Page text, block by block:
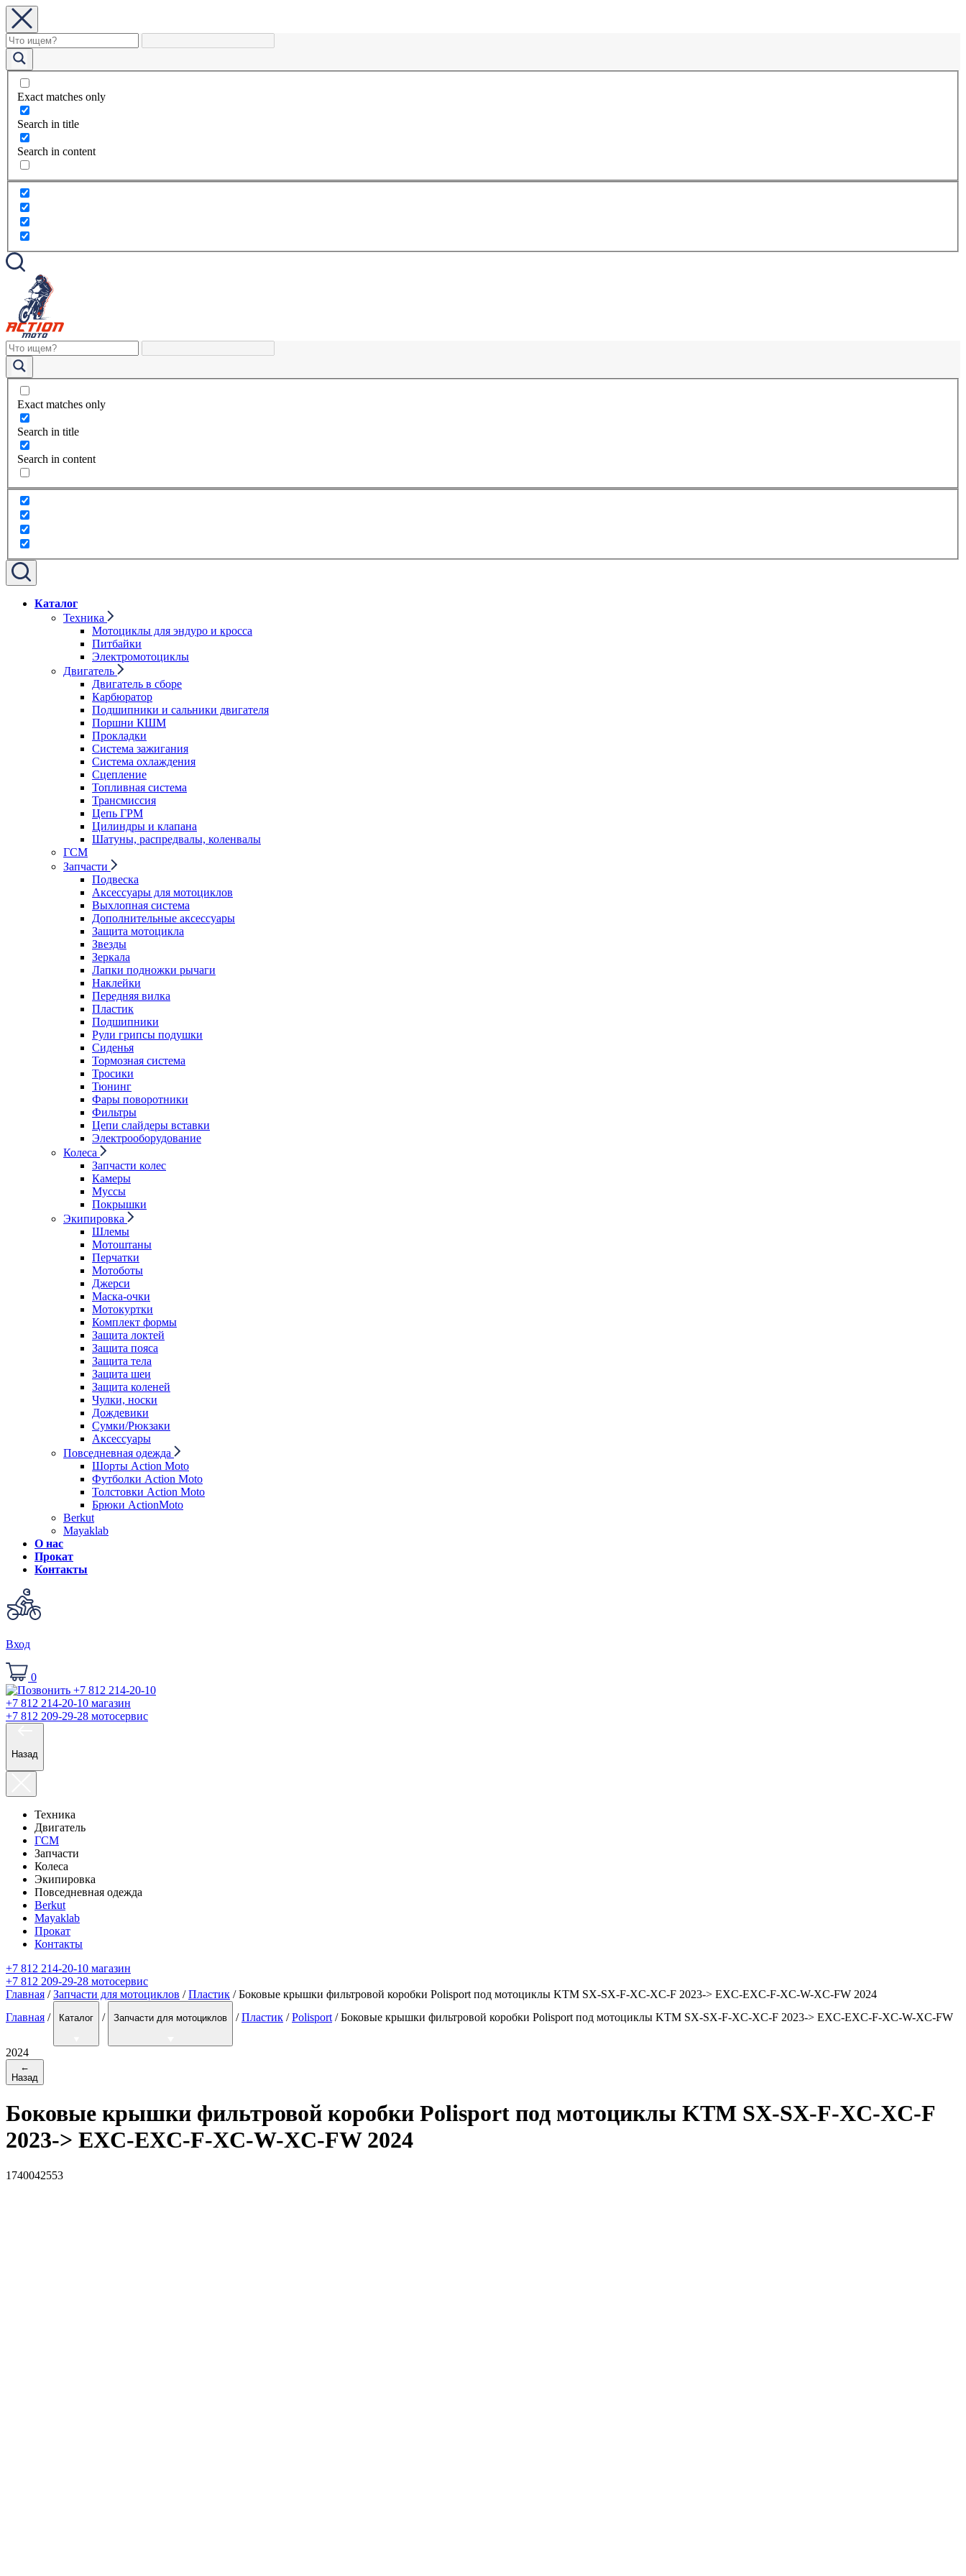
Exact matches only
Search in title
Search in content
Exact matches only
Search in title
Search in content
Каталог
Техника
Мотоциклы для эндуро и кросса
Питбайки
Электромотоциклы
Двигатель
Двигатель в сборе
Карбюратор
Подшипники и сальники двигателя
Поршни КШМ
Прокладки
Система зажигания
Система охлаждения
Сцепление
Топливная система
Трансмиссия
Цепь ГРМ
Цилиндры и клапана
Шатуны, распредвалы, коленвалы
ГСМ
Запчасти
Подвеска
Аксессуары для мотоциклов
Выхлопная система
Дополнительные аксессуары
Защита мотоцикла
Звезды
Зеркала
Лапки подножки рычаги
Наклейки
Передняя вилка
Пластик
Подшипники
Рули грипсы подушки
Сиденья
Тормозная система
Тросики
Тюнинг
Фары поворотники
Фильтры
Цепи слайдеры вставки
Электрооборудование
Колеса
Запчасти колес
Камеры
Муссы
Покрышки
Экипировка
Шлемы
Мотоштаны
Перчатки
Мотоботы
Джерси
Маска-очки
Мотокуртки
Комплект формы
Защита локтей
Защита пояса
Защита тела
Защита шеи
Защита коленей
Чулки, носки
Дождевики
Сумки/Рюкзаки
Аксессуары
Повседневная одежда
Шорты Action Moto
Футболки Action Moto
Толстовки Action Moto
Брюки ActionMoto
Berkut
Mayaklab
О нас
Прокат
Контакты
Вход
0
+7 812 214-20-10 магазин
+7 812 209-29-28 мотосервис
Назад
Техника
Двигатель
ГСМ
Запчасти
Колеса
Экипировка
Повседневная одежда
Berkut
Mayaklab
Прокат
Контакты
+7 812 214-20-10 магазин
+7 812 209-29-28 мотосервис
Главная /Запчасти для мотоциклов /Пластик / Боковые крышки фильтровой коробки Polisport под мотоциклы KTM SX-SX-F-XC-XC-F 2023-> EXC-EXC-F-XC-W-XC-FW 2024
Главная / Каталог / Запчасти для мотоциклов / Пластик / Polisport / Боковые крышки фильтровой коробки Polisport под мотоциклы KTM SX-SX-F-XC-XC-F 2023-> EXC-EXC-F-XC-W-XC-FW
2024
←
Назад
Боковые крышки фильтровой коробки Polisport под мотоциклы KTM SX-SX-F-XC-XC-F
2023-> EXC-EXC-F-XC-W-XC-FW 2024
1740042553